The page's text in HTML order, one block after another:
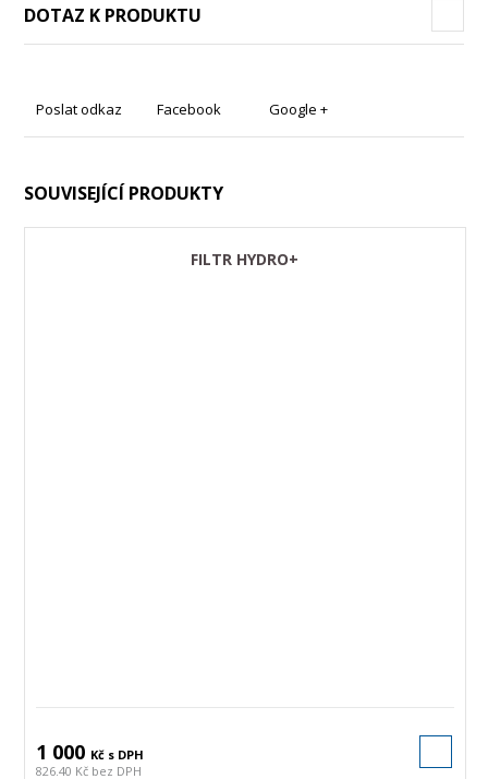
DOTAZ K PRODUKTU
Poslat odkaz Facebook Google +
SOUVISEJÍCÍ PRODUKTY
FILTR HYDRO+
1 000 Kč s DPH
826.40 Kč bez DPH